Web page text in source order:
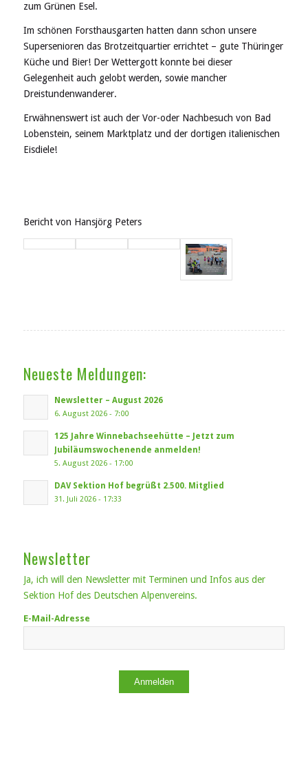
zum Grünen Esel.
Im schönen Forsthausgarten hatten dann schon unsere
Supersenioren das Brotzeitquartier errichtet – gute Thüringer
Küche und Bier! Der Wettergott konnte bei dieser
Gelegenheit auch gelobt werden, sowie mancher
Dreistundenwanderer.
Erwähnenswert ist auch der Vor-oder Nachbesuch von Bad
Lobenstein, seinem Marktplatz und der dortigen italienischen
Eisdiele!
Bericht von Hansjörg Peters
Neueste Meldungen:
Newsletter – August 2026
6. August 2026 - 7:00
125 Jahre Winnebachseehütte – Jetzt zum
Jubiläumswochenende anmelden!
5. August 2026 - 17:00
DAV Sektion Hof begrüßt 2.500. Mitglied
31. Juli 2026 - 17:33
Newsletter
Ja, ich will den Newsletter mit Terminen und Infos aus der
Sektion Hof des Deutschen Alpenvereins.
E-Mail-Adresse
Anmelden